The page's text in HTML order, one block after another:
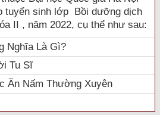
tuyển sinh lớp Bồi dưỡng dịch
II , năm 2022, cụ thể như sau:
Nghĩa Là Gì?
Tu Sĩ
Ăn Nấm Thường Xuyên